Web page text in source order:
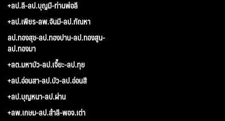
+ลป.ลี-ลป.บุญมี-ท่านพ่อลี
+ลป.เพียร-ลพ.จันมี-ลป.กัณหา
ลป.ทองสุข-ลป.ทองปาน-ลป.ทองสูน-
ลป.ทองมา
+ลต.มหาบัว-ลป.เจี๊ยะ-ลป.ทุย
+ลป.อ่อนสา-ลป.บัว-ลป.อ่อนสี
+ลป.บุญหนา-ลป.ผ่าน
+ลพ.เกษม-ลป.สำลี-พอจ.เต่า